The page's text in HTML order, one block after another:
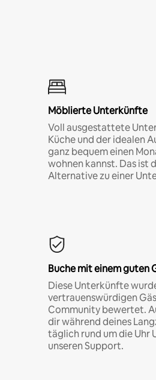
Möblierte Unterkünfte
Voll ausgestattete
Küche und der idealen
ganz bequem einen
wohnen kannst. Das ist
Alternative zu einer
Buche mit einem guten
Diese Unterkünfte
vertrauenswürdigen
Community bewertet.
dir während deines
täglich rund um die Uhr
unseren Support.